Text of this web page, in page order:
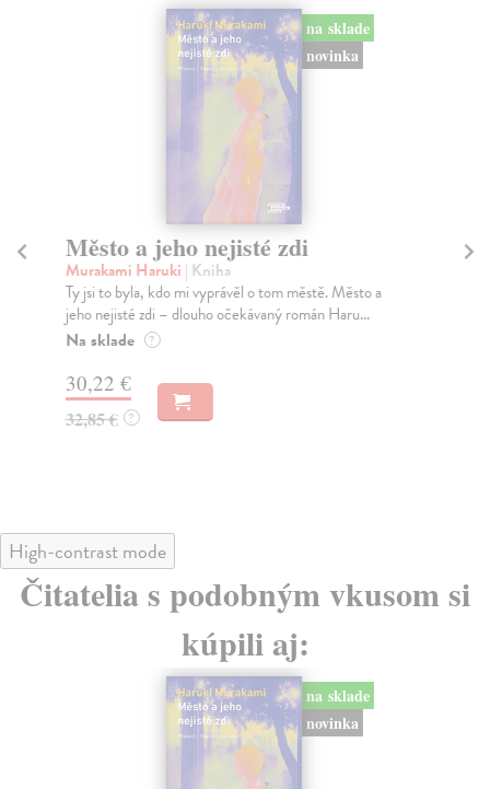
na sklade
novinka
Město a jeho nejisté zdi
Murakami Haruki | Kniha
Ty jsi to byla, kdo mi vyprávěl o tom městě. Město a
jeho nejisté zdi – dlouho očekávaný román Haru...
Na sklade ?
30,22 €
32,85 € ?
High-contrast mode
Čitatelia s podobným vkusom si
kúpili aj:
na sklade
novinka